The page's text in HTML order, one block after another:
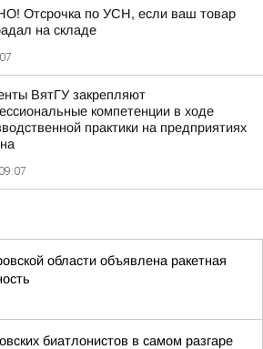
Отсрочка по УСН, если ваш товар
на складе
ВятГУ закрепляют
компетенции в ходе
практики на предприятиях
09:07
области объявлена ракетная
биатлонистов в самом разгаре